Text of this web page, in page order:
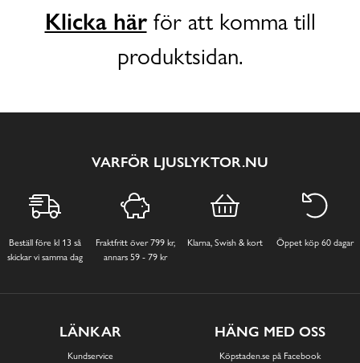
Klicka härför att komma till
produktsidan.
VARFÖR LJUSLYKTOR.NU
Beställ före kl 13 så
skickar vi samma dag
Fraktfritt över 799 kr,
annars 59 - 79 kr
Klarna, Swish & kort Öppet köp 60 dagar
LÄNKAR
Kundservice
HÄNG MED OSS
Köpstaden.se på Facebook